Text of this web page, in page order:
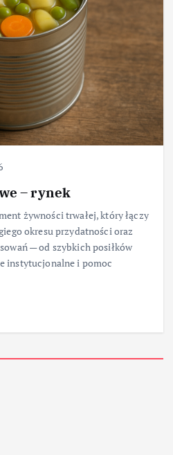
– rynek
żywności trwałej, który łączy
okresu przydatności oraz
— od szybkich posiłków
instytucjonalne i pomoc